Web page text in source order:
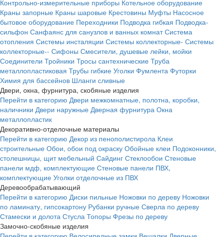
Контрольно-измерительные приборы Котельное оборудование
Краны запорные Краны шаровые Крестовины Муфты Насосное
бытовое оборудование Переходники Подводка гибкая Подводка-
сильфон Санфаянс для санузлов и ванных комнат Система
отопления Системы инсталяции Системы коллекторные- Системы
коллекторные-- Сифоны Смесители, душевые лейки, мойки
Соединители Тройники Тросы сантехнические Труба
металлопластиковая Трубы гибкие Уголки Фумлента Футорки
Химия для бассейнов Шланги сливные
Двери, окна, фурнитура, скобяные изделия
Перейти в категорию Двери межкомнатные, полотна, коробки,
наличники Двери наружные Дверная фурнитура Окна
металлопластик
Декоративно-отделочные материалы
Перейти в категорию Декор из пенополистирола Клеи
строительные Обои, обои под окраску Обойные клеи Подоконники,
столешницы, щит мебельный Сайдинг Стеклообои Стеновые
панели мдф, комплектующие Стеновые панели ПВХ,
комплектующие Уголки отделочные из ПВХ
Деревообрабатывающий
Перейти в категорию Диски пильные Ножовки по дереву Ножовки
по ламинату, гипсокартону Рубанки ручные Сверла по дереву
Стамески и долота Стусла Топоры Фрезы по дереву
Замочно-скобяные изделия